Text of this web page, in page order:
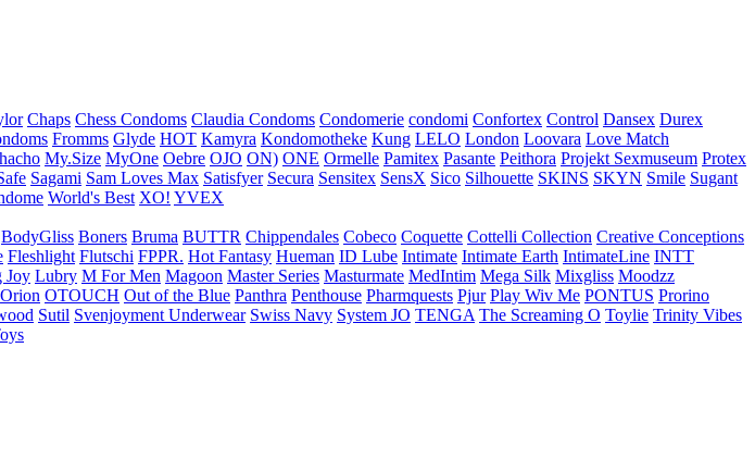
Chaps Chess Condoms Claudia Condoms Condomerie condomi Confortex Control Dansex Durex
Fromms Glyde HOT Kamyra Kondomotheke Kung LELO London Loovara Love Match
My.Size MyOne Oebre OJO ON) ONE Ormelle Pamitex Pasante Peithora Projekt Sexmuseum Protex
Sagami Sam Loves Max Satisfyer Secura Sensitex SensX Sico Silhouette SKINS SKYN Smile Sugant
World's Best XO! YVEX
BodyGliss Boners Bruma BUTTR Chippendales Cobeco Coquette Cottelli Collection Creative Conceptions
Fleshlight Flutschi FPPR. Hot Fantasy Hueman ID Lube Intimate Intimate Earth IntimateLine INTT
Joy Lubry M For Men Magoon Master Series Masturmate MedIntim Mega Silk Mixgliss Moodzz
Orion OTOUCH Out of the Blue Panthra Penthouse Pharmquests Pjur Play Wiv Me PONTUS Prorino
Sutil Svenjoyment Underwear Swiss Navy System JO TENGA The Screaming O Toylie Trinity Vibes